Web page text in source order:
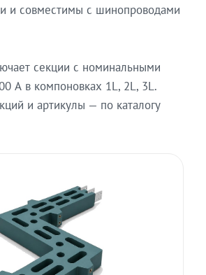
и совместимы с шинопроводами
секции с номинальными
А в компоновках 1L, 2L, 3L.
и артикулы — по каталогу